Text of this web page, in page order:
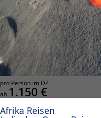
pro Person im DZ
ab 1.150 €
Afrika Reisen